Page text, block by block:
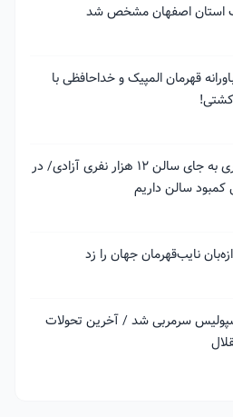
استان اصفهان مشخص شد
قهرمان المپیک و خداحافظی با
سالن ۱۸ هزار نفری به جای سالن ۱۲ هزار نفری آزادی/ در
کمبود سالن داریم
نایب‌قهرمان جهان را زد
سرمربی شد / آخرین تحولات